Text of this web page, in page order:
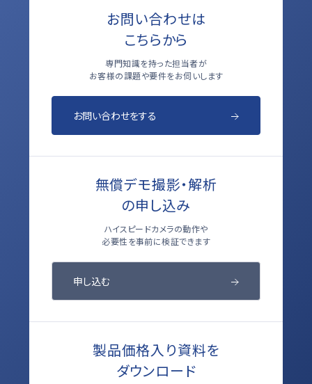
お問い合わせは
こちらから
専門知識を持った担当者が
お客様の課題や要件をお伺いします
お問い合わせをする
無償デモ撮影・解析
の申し込み
ハイスピードカメラの動作や
必要性を事前に検証できます
申し込む
製品価格入り資料を
ダウンロード